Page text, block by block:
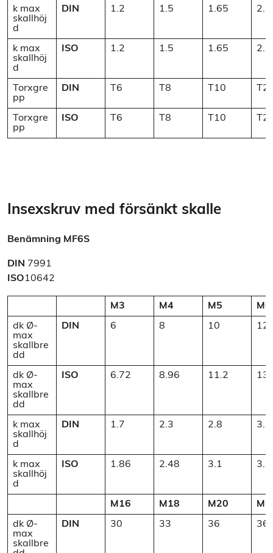
k max
skallhöj
d
DIN 1.2 1.5 1.65 2.2
k max
skallhöj
d
ISO 1.2 1.5 1.65 2.7
Torxgre
pp
DIN T6 T8 T10
Torxgre
pp
ISO T6 T8 T10
Insexskruv med försänkt skalle
Benämning MF6S
DIN 7991
ISO10642
M3 M4 M5 M6
dk Ø-
max
skallbre
dd
DIN 6 8 10 12
dk Ø-
max
skallbre
dd
ISO 6.72 8.96 11.2
k max
skallhöj
d
DIN 1.7 2.3 2.8 3.3
k max
skallhöj
d
ISO 1.86 2.48 3.1
M16 M18 M20
dk Ø-
max
skallbre
DIN 30 33 36 36